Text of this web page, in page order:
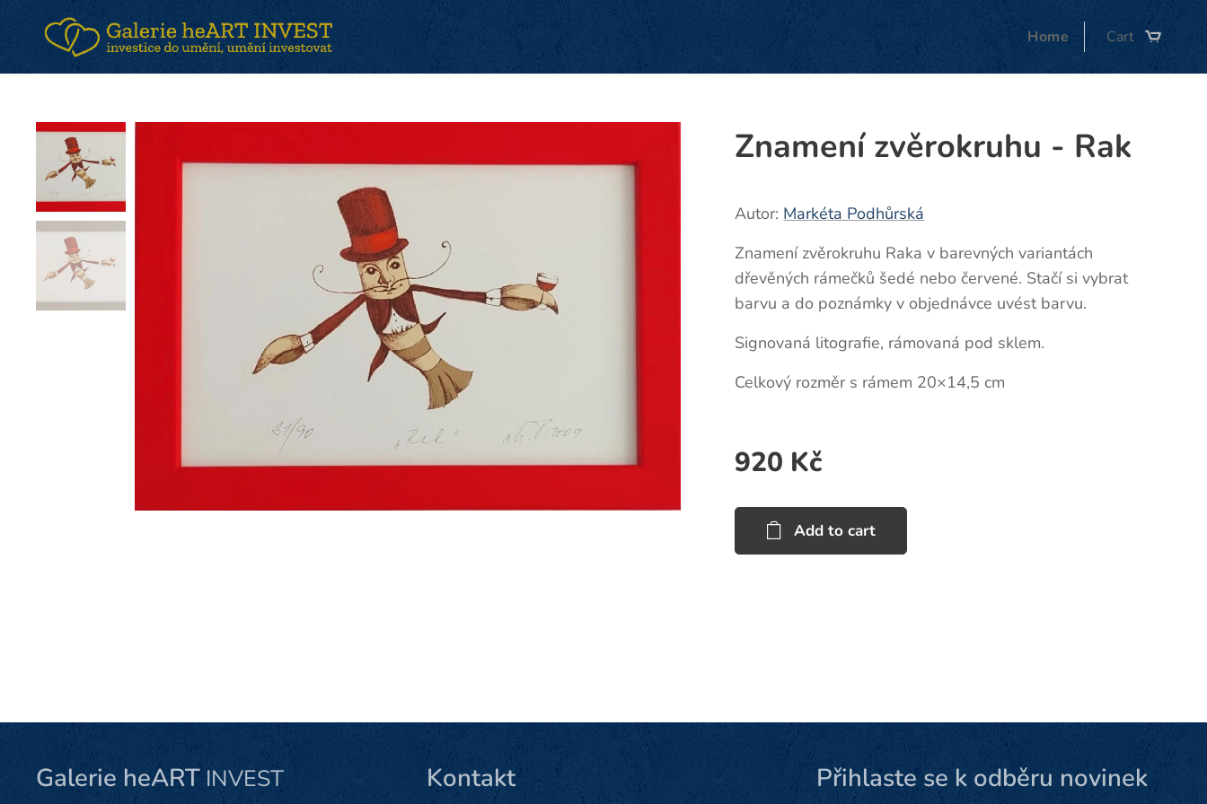
Home Cart
Znamení zvěrokruhu - Rak
Autor: Markéta Podhůrská
Znamení zvěrokruhu Raka v barevných variantách
dřevěných rámečků šedé nebo červené. Stačí si vybrat
barvu a do poznámky v objednávce uvést barvu.
Signovaná litografie, rámovaná pod sklem.
Celkový rozměr s rámem 20×14,5 cm
920 Kč
Add to cart
Galerie heART INVEST Kontakt Přihlaste se k odběru novinek